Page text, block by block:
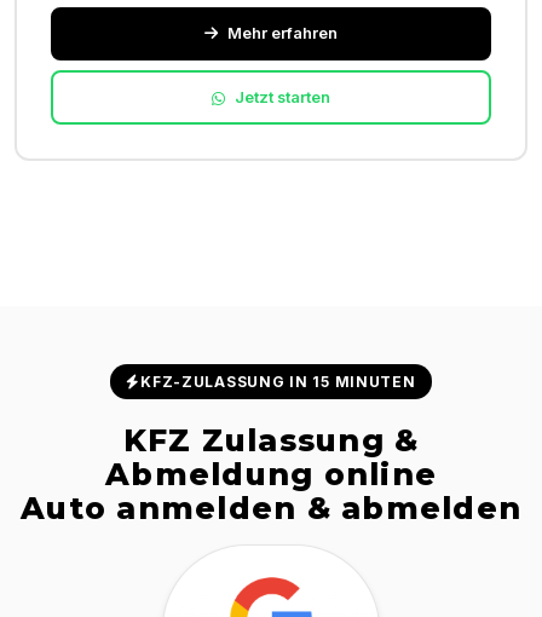
Mehr erfahren
Jetzt starten
KFZ-ZULASSUNG IN 15 MINUTEN
KFZ Zulassung &
Abmeldung online
Auto anmelden & abmelden